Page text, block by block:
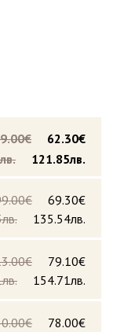
62.30€
121.85лв.
69.30€
135.54лв.
79.10€
154.71лв.
78.00€